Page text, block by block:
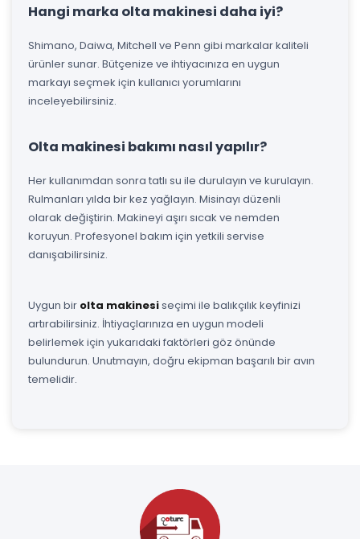
Hangi marka olta makinesi daha iyi?
Shimano, Daiwa, Mitchell ve Penn gibi markalar kaliteli
ürünler sunar. Bütçenize ve ihtiyacınıza en uygun
markayı seçmek için kullanıcı yorumlarını
inceleyebilirsiniz.
Olta makinesi bakımı nasıl yapılır?
Her kullanımdan sonra tatlı su ile durulayın ve kurulayın.
Rulmanları yılda bir kez yağlayın. Misinayı düzenli
olarak değiştirin. Makineyi aşırı sıcak ve nemden
koruyun. Profesyonel bakım için yetkili servise
danışabilirsiniz.
Uygun bir olta makinesiseçimi ile balıkçılık keyfinizi
artırabilirsiniz. İhtiyaçlarınıza en uygun modeli
belirlemek için yukarıdaki faktörleri göz önünde
bulundurun. Unutmayın, doğru ekipman başarılı bir avın
temelidir.